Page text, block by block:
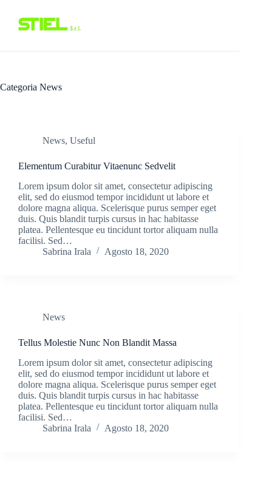
contenuto
Categoria News
News, Useful
Elementum Curabitur Vitaenunc Sedvelit
Lorem ipsum dolor sit amet, consectetur adipiscing
elit, sed do eiusmod tempor incididunt ut labore et
dolore magna aliqua. Scelerisque purus semper eget
duis. Quis blandit turpis cursus in hac habitasse
platea. Pellentesque eu tincidunt tortor aliquam nulla
facilisi. Sed…
Sabrina Irala
Agosto 18, 2020
News
Tellus Molestie Nunc Non Blandit Massa
Lorem ipsum dolor sit amet, consectetur adipiscing
elit, sed do eiusmod tempor incididunt ut labore et
dolore magna aliqua. Scelerisque purus semper eget
duis. Quis blandit turpis cursus in hac habitasse
platea. Pellentesque eu tincidunt tortor aliquam nulla
facilisi. Sed…
Sabrina Irala
Agosto 18, 2020